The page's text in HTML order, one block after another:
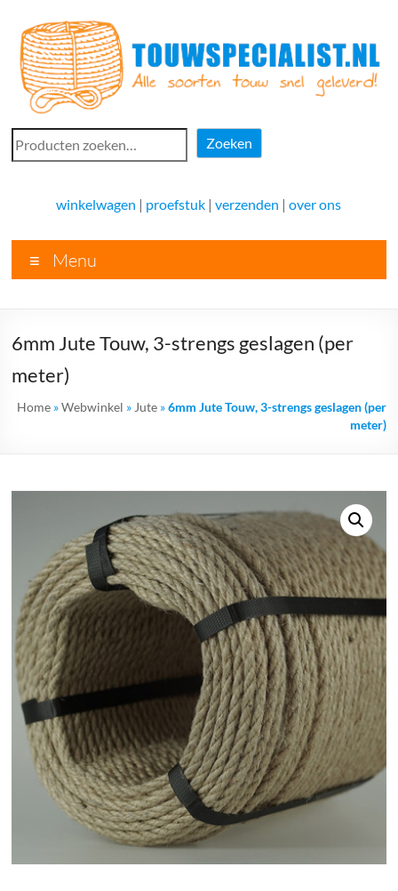
naar
inhoud
Touwspecialist.nl
voor
vele
soorten
goed
advies!
Zoeken
Zoeken
winkelwagen | proefstuk |verzenden |over ons
Menu
6mm Jute Touw, 3-strengs geslagen (per
meter)
Home»Webwinkel » Jute»6mm Jute Touw, 3-strengs geslagen (per
meter)